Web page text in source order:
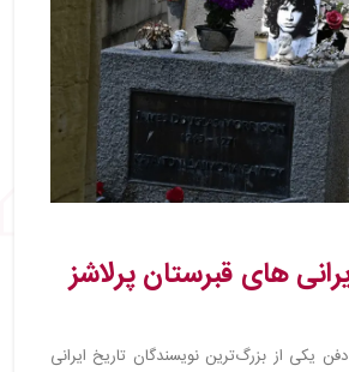
های قبرستان پرلاشز
یکی از بزرگ‌ترین نویسندگان تاریخ ایرانی